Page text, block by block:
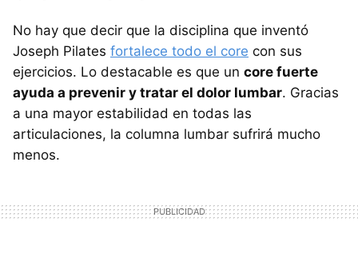
No hay que decir que la disciplina que inventó
Joseph Pilates fortalece todo el core con sus
ejercicios. Lo destacable es que un core fuerte
ayuda a prevenir y tratar el dolor lumbar. Gracias
a una mayor estabilidad en todas las
articulaciones, la columna lumbar sufrirá mucho
menos.